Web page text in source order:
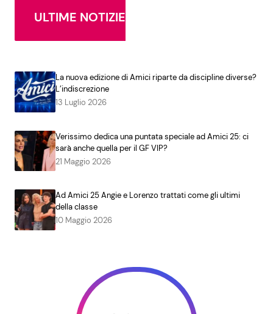
ULTIME NOTIZIE
La nuova edizione di Amici riparte da discipline diverse?
L’indiscrezione
13 Luglio 2026
Verissimo dedica una puntata speciale ad Amici 25: ci
sarà anche quella per il GF VIP?
21 Maggio 2026
Ad Amici 25 Angie e Lorenzo trattati come gli ultimi
della classe
10 Maggio 2026